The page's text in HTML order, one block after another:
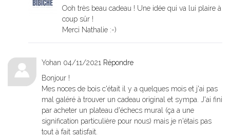
Ooh très beau cadeau ! Une idée qui va lui plaire à
coup sûr !
Merci Nathalie :-)
Yohan 04/11/2021 Répondre
Bonjour !
Mes noces de bois c'était il y a quelques mois et j'ai pas
mal galéré à trouver un cadeau original et sympa. J'ai fini
par acheter un plateau d'échecs mural (ça a une
signification particulière pour nous) mais je n'étais pas
tout à fait satisfait.